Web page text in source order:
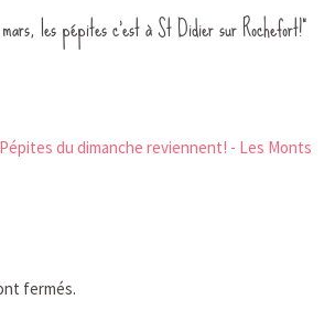
les pépites c’est à St Didier sur Rochefort!”
du dimanche reviennent! - Les Monts
fermés.